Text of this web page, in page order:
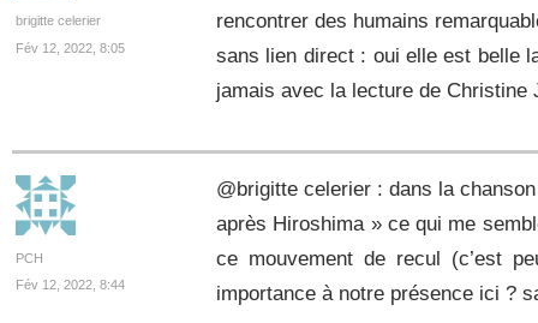
brigitte celerier
Fév 12, 2022, 8:05
rencontrer des humains
sans lien direct : oui elle est belle
jamais avec la lecture de Christine
PCH
Fév 12, 2022, 8:44
@brigitte celerier : dans la
après Hiroshima » ce qui me
ce mouvement de recul (c’est
importance à notre présence ici ?